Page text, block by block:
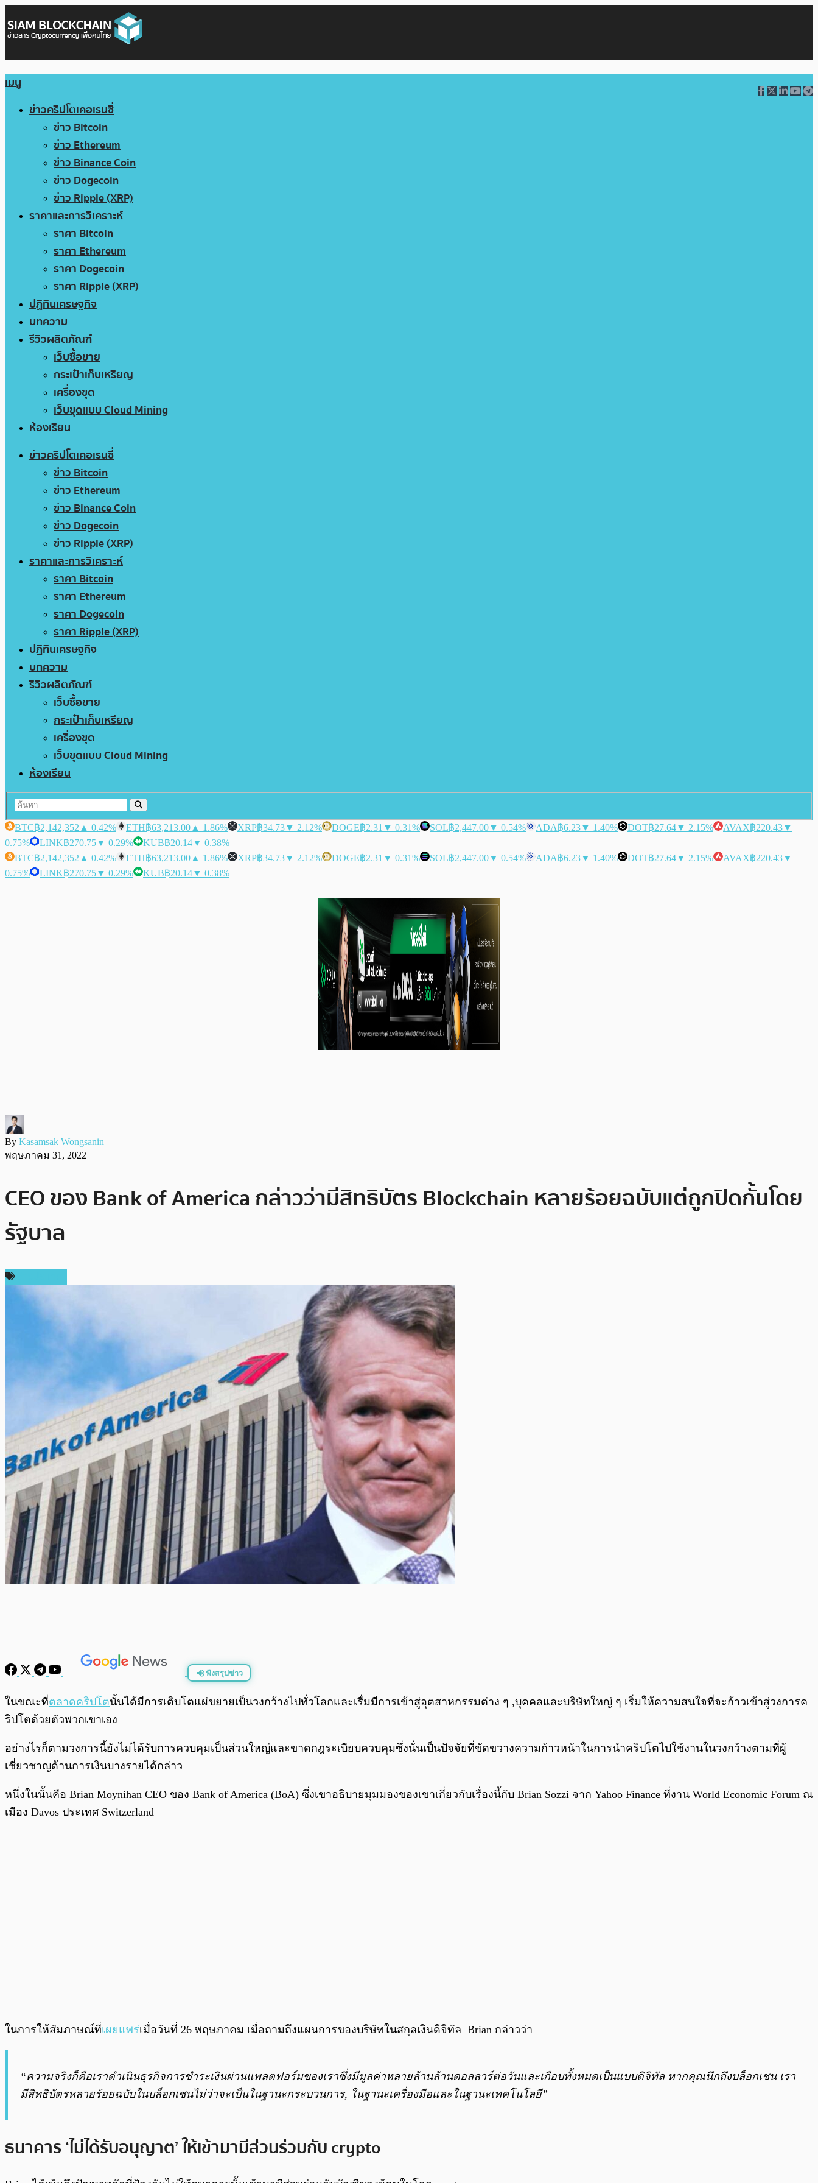
เมนู
ข่าวคริปโตเคอเรนซี่
ข่าว Bitcoin
ข่าว Ethereum
ข่าว Binance Coin
ข่าว Dogecoin
ข่าว Ripple (XRP)
ราคาและการวิเคราะห์
ราคา Bitcoin
ราคา Ethereum
ราคา Dogecoin
ราคา Ripple (XRP)
ปฏิทินเศรษฐกิจ
บทความ
รีวิวผลิตภัณฑ์
เว็บซื้อขาย
กระเป๋าเก็บเหรียญ
เครื่องขุด
เว็บขุดแบบ Cloud Mining
ห้องเรียน
ข่าวคริปโตเคอเรนซี่
ข่าว Bitcoin
ข่าว Ethereum
ข่าว Binance Coin
ข่าว Dogecoin
ข่าว Ripple (XRP)
ราคาและการวิเคราะห์
ราคา Bitcoin
ราคา Ethereum
ราคา Dogecoin
ราคา Ripple (XRP)
ปฏิทินเศรษฐกิจ
บทความ
รีวิวผลิตภัณฑ์
เว็บซื้อขาย
กระเป๋าเก็บเหรียญ
เครื่องขุด
เว็บขุดแบบ Cloud Mining
ห้องเรียน
BTC฿2,142,352 ▲ 0.42% ETH฿63,213.00 ▲ 1.86% XRP฿34.73▼ 2.12% DOGE฿2.31 ▼ 0.31% SOL฿2,447.00▼ 0.54% ADA฿6.23▼ 1.40% DOT฿27.64▼ 2.15% AVAX฿220.43▼
0.75%
LINK฿270.75▼ 0.29% KUB฿20.14▼ 0.38%
BTC฿2,142,352 ▲ 0.42% ETH฿63,213.00 ▲ 1.86% XRP฿34.73▼ 2.12% DOGE฿2.31 ▼ 0.31% SOL฿2,447.00▼ 0.54% ADA฿6.23▼ 1.40% DOT฿27.64▼ 2.15% AVAX฿220.43▼
0.75%
LINK฿270.75▼ 0.29% KUB฿20.14▼ 0.38%
By Kasamsak Wongsanin
พฤษภาคม 31, 2022
CEO ของ Bank of America กล่าวว่ามีสิทธิบัตร Blockchain หลายร้อยฉบับแต่ถูกปิดกั้นโดย
รัฐบาล
ฟังสรุปข่าว
พร้อมเล่น 0:00 /0:00
ในขณะที่ตลาดคริปโตนั้นได้มีการเติบโตแผ่ขยายเป็นวงกว้างไปทั่วโลกและเรื่มมีการเข้าสู่อุตสาหกรรมต่าง ๆ ,บุคคลและบริษัทใหญ่ ๆ เริ่มให้ความสนใจที่จะก้าวเข้าสู่วงการค
ริปโตด้วยตัวพวกเขาเอง
อย่างไรก็ตามวงการนี้ยังไม่ได้รับการควบคุมเป็นส่วนใหญ่และขาดกฎระเบียบควบคุมซึ่งนั่นเป็นปัจจัยที่ขัดขวางความก้าวหน้าในการนำคริปโตไปใช้งานในวงกว้างตามที่ผู้
เชี่ยวชาญด้านการเงินบางรายได้กล่าว
หนึ่งในนั้นคือ Brian Moynihan CEO ของ Bank of America (BoA) ซึ่งเขาอธิบายมุมมองของเขาเกี่ยวกับเรื่องนี้กับ Brian Sozzi จาก Yahoo Finance ที่งาน World Economic Forum ณ
เมือง Davos ประเทศ Switzerland
ในการให้สัมภาษณ์ที่เผยแพร่เมื่อวันที่ 26 พฤษภาคม เมื่อถามถึงแผนการของบริษัทในสกุลเงินดิจิทัล Brian กล่าวว่า
“ความจริงก็คือเราดำเนินธุรกิจการชำระเงินผ่านแพลตฟอร์มของเราซึ่งมีมูลค่าหลายล้านล้านดอลลาร์ต่อวันและเกือบทั้งหมดเป็นแบบดิจิทัล หากคุณนึกถึงบล็อกเชน เรา
มีสิทธิบัตรหลายร้อยฉบับในบล็อกเชนไม่ว่าจะเป็นในฐานะกระบวนการ, ในฐานะเครื่องมือและในฐานะเทคโนโลยี”
ธนาคาร ‘ไม่ได้รับอนุญาต’ ให้เข้ามามีส่วนร่วมกับ crypto